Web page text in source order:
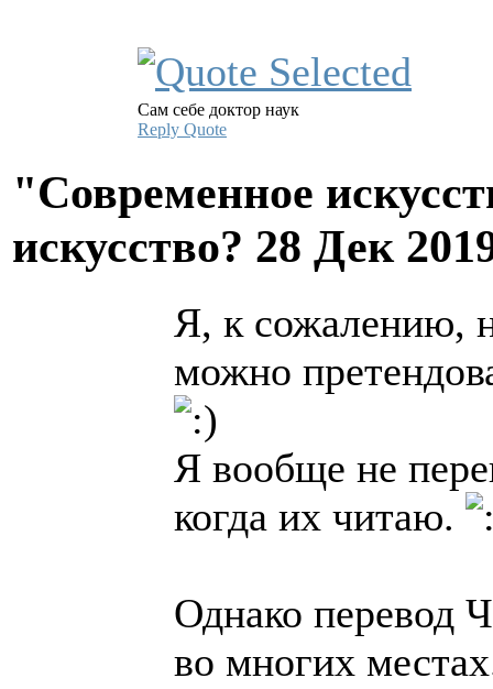
Сам себе доктор наук
Reply Quote
"Современное
искусство? 28 Дек
Я, к сожалению,
можно
Я вообще не
когда их читаю.
Однако перевод
во многих